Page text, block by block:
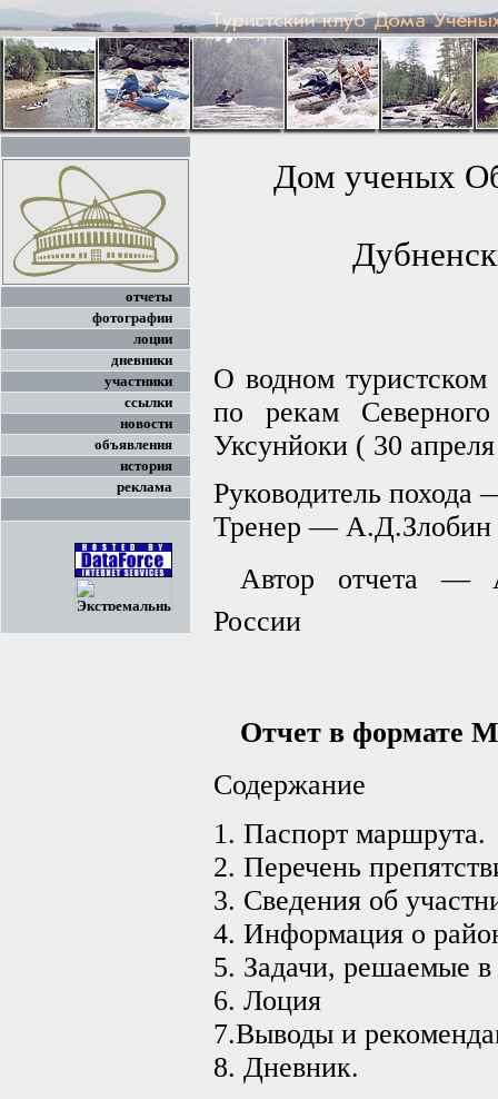
отчеты
фотографии
лоции
дневники
участники
ссылки
новости
объявления
история
реклама
Дом ученых
О водном туристском
по рекам
Уксунйоки ( 30
Руководитель
Тренер — А.Д.Злобин
Автор отчета —
России
Отчет в формате
Содержание
1. Паспорт маршрута.
2. Перечень
3. Сведения об
4. Информация о
5. Задачи, решаемые в
6. Лоция
7.Выводы и
8. Дневник.